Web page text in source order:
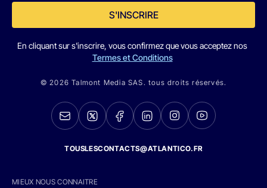
S'INSCRIRE
En cliquant sur s'inscrire, vous confirmez que vous acceptez nos
Termes et Conditions
© 2026 Talmont Media SAS. tous droits réservés.
TOUSLESCONTACTS@ATLANTICO.FR
MIEUX NOUS CONNAITRE